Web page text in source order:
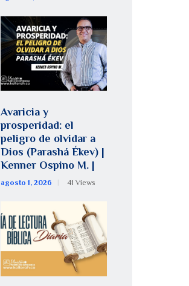
Avaricia y
prosperidad: el
peligro de olvidar a
Dios (Parashá Ékev) |
Kenner Ospino M. |
agosto 1, 2026 41 Views